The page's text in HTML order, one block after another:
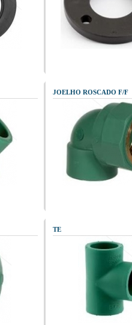
JOELHO ROSCADO F/F
TE